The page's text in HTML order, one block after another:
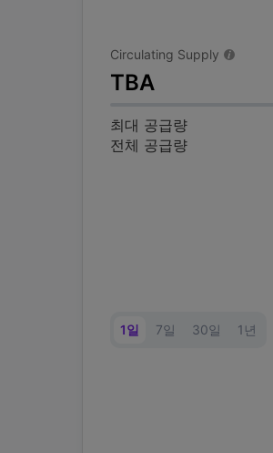
Circulating Supply
TBA
최대 공급량
전체 공급량
1일 7일 30일 1년